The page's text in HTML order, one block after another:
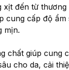
xịt đến từ thương
cung cấp độ ẩm
mịn.
chất giúp cung
cho da, cải